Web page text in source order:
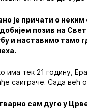
је причати о
позив на
и наставимо тамо
има тек 21 годину,
саиграче. Сада већ
сам дуго у